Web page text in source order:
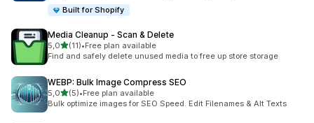
Built for Shopify
Media Cleanup ‑ Scan & Delete
5,0de 5 estrelas
(11)
11 total de avaliações
•Free plan available
Find and safely delete unused media to free up store storage
WEBP: Bulk Image Compress SEO
5,0de 5 estrelas
(5)
5 total de avaliações
•Free plan available
Bulk optimize images for SEO Speed. Edit Filenames & Alt Texts